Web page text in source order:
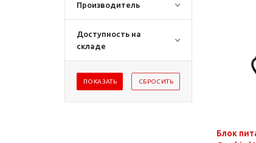
Производитель
Доступность на
складе
Блок